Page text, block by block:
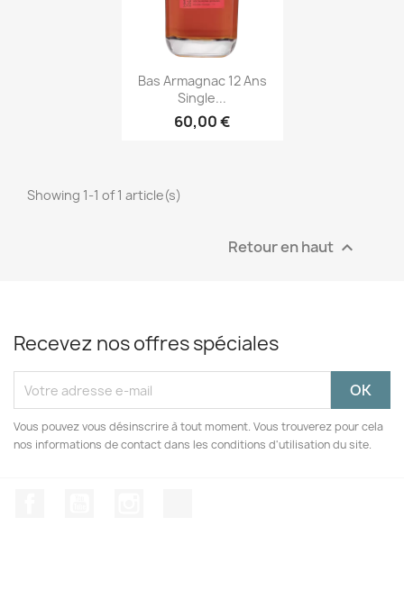
 Aperçu rapide
Bas Armagnac 12 Ans
Single...
60,00 €
Showing 1-1 of 1 article(s)
Retour en haut 
Recevez nos offres spéciales
Vous pouvez vous désinscrire à tout moment. Vous trouverez pour cela
nos informations de contact dans les conditions d'utilisation du site.